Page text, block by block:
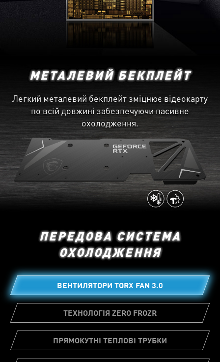
МЕТАЛЕВИЙ БЕКПЛЕЙТ
Легкий металевий бекплейт зміцнює відеокарту
по всій довжині забезпечуючи пасивне
охолодження.
ПЕРЕДОВА СИСТЕМА
ОХОЛОДЖЕННЯ
ВЕНТИЛЯТОРИ TORX FAN 3.0
ТЕХНОЛОГІЯ ZERO FROZR
ПРЯМОКУТНІ ТЕПЛОВІ ТРУБКИ